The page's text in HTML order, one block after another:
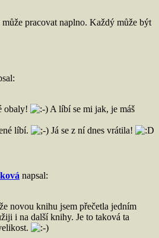
pracovat naplno. Každý může být
obaly!
A líbí se mi jak, je máš
líbí.
Já se z ní dnes vrátila!
napsal:
novou knihu jsem přečetla jedním
i na další knihy. Je to taková ta